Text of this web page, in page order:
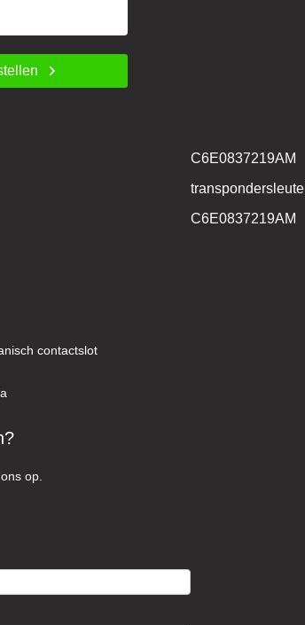
C6E0837219AM
transpondersleutel
C6E0837219AM
contactslot
op.